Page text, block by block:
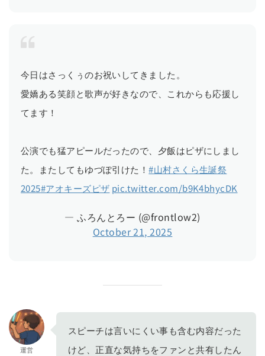
今日はさっくぅのお祝いしてきました。
愛嬌ある笑顔と歌声が好きなので、これからも応援し
てます！
公演でも猛アピールだったので、夕飯はピザにしまし
た。またしてもゆづぽ引けた！#山村さくら生誕祭
2025#アオキーズピザ pic.twitter.com/b9K4bhycDK
— ふろんとろー (@frontlow2)
October 21, 2025
運営
スピーチは言いにくい事も含む内容だった
けど、正直な気持ちをファンと共有したん